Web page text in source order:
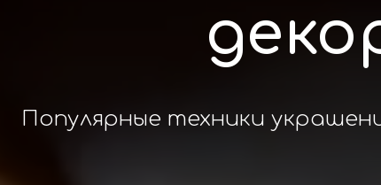
Популярные техники